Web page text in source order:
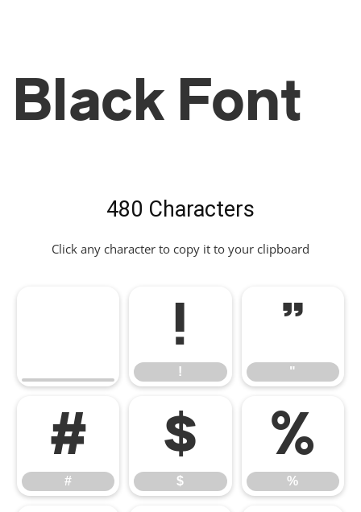
Black Font
480 Characters
Click any character to copy it to your clipboard
!
!
"
"
#
#
$
$
%
%